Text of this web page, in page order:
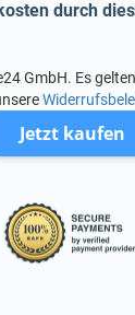
durch
GmbH. Es
Jetzt kaufen